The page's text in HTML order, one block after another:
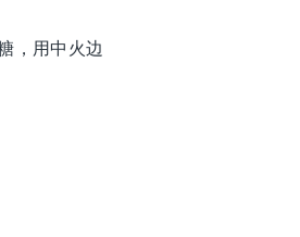
，用中火边